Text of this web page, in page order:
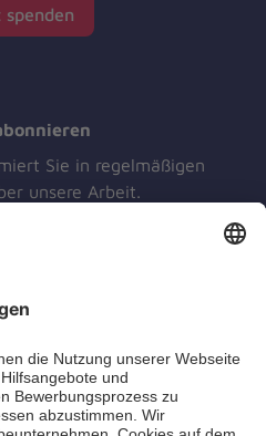
spenden
Sie in regelmäßigen
unsere Arbeit.
Unfall-Hilfe e.V.